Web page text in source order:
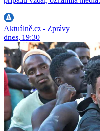
Aktuálně.cz - Zprávy
dnes, 19:30